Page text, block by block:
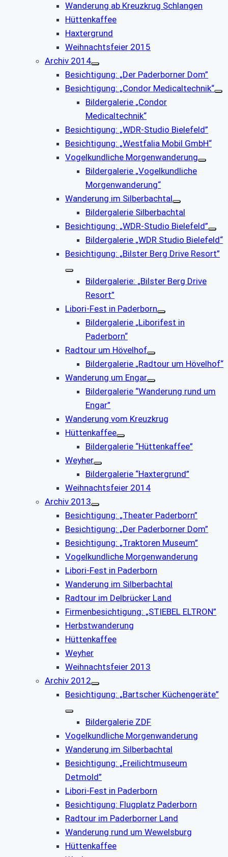
Wanderung ab Kreuzkrug Schlangen
Hüttenkaffee
Haxtergrund
Weihnachtsfeier 2015
Archiv 2014
Besichtigung: „Der Paderborner Dom”
Besichtigung: „Condor Medicaltechnik“
Bildergalerie „Condor
Medicaltechnik“
Besichtigung: „WDR-Studio Bielefeld”
Besichtigung: „Westfalia Mobil GmbH“
Vogelkundliche Morgenwanderung
Bildergalerie „Vogelkundliche
Morgenwanderung“
Wanderung im Silberbachtal
Bildergalerie Silberbachtal
Besichtigung: „WDR-Studio Bielefeld”
Bildergalerie „WDR Studio Bielefeld“
Besichtigung: „Bilster Berg Drive Resort”
Bildergalerie: „Bilster Berg Drive
Resort”
Libori-Fest in Paderborn
Bildergalerie „Liborifest in
Paderborn“
Radtour um Hövelhof
Bildergalerie „Radtour um Hövelhof“
Wanderung um Engar
Bildergalerie “Wanderung rund um
Engar”
Wanderung vom Kreuzkrug
Hüttenkaffee
Bildergalerie “Hüttenkaffee”
Weyher
Bildergalerie “Haxtergrund”
Weihnachtsfeier 2014
Archiv 2013
Besichtigung: „Theater Paderborn”
Besichtigung: „Der Paderborner Dom”
Besichtigung: „Traktoren Museum”
Vogelkundliche Morgenwanderung
Libori-Fest in Paderborn
Wanderung im Silberbachtal
Radtour im Delbrücker Land
Firmenbesichtigung: „STIEBEL ELTRON”
Herbstwanderung
Hüttenkaffee
Weyher
Weihnachtsfeier 2013
Archiv 2012
Besichtigung: „Bartscher Küchengeräte”
Bildergalerie ZDF
Vogelkundliche Morgenwanderung
Wanderung im Silberbachtal
Besichtigung: „Freilichtmuseum
Detmold”
Libori-Fest in Paderborn
Besichtigung: Flugplatz Paderborn
Radtour im Paderborner Land
Wanderung rund um Wewelsburg
Hüttenkaffee